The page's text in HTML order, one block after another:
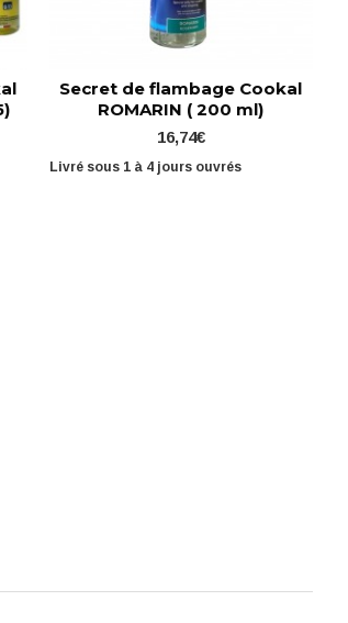
Secret de flambage Cookal
ROMARIN ( 200 ml)
16,74€
Livré sous 1 à 4 jours ouvrés